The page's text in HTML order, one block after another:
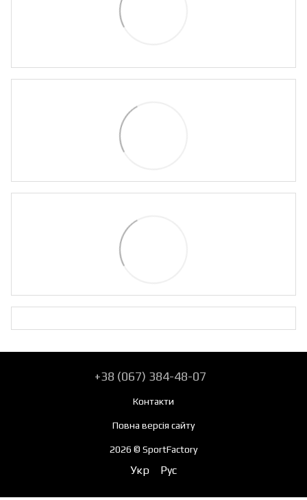
+38 (067) 384-48-07
Контакти
Повна версія сайту
2026 © SportFactory
Укр Рус